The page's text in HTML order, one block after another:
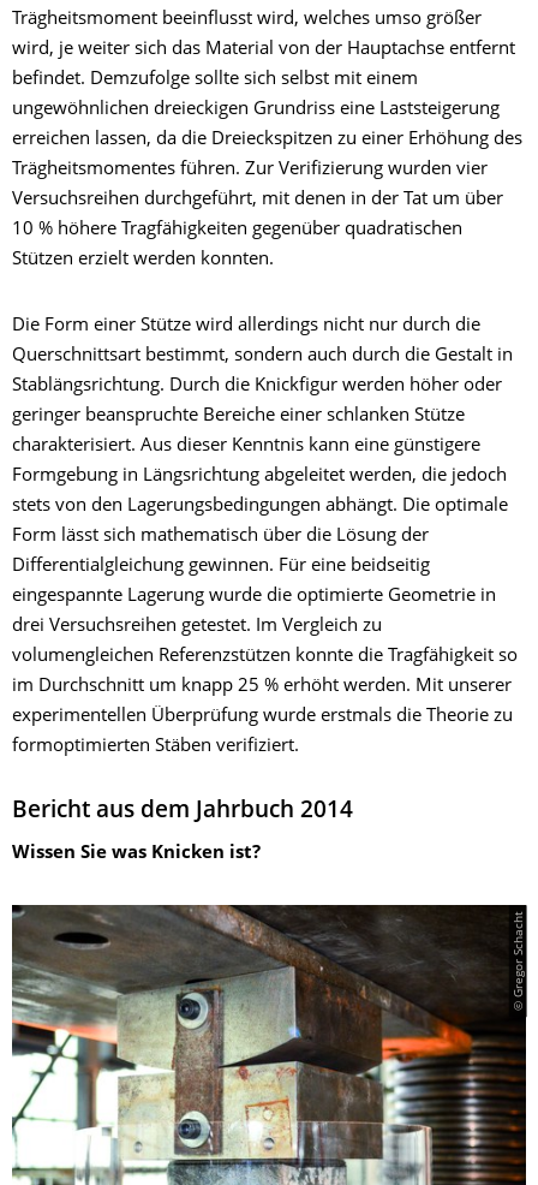
Trägheitsmoment beeinflusst wird, welches umso größer
wird, je weiter sich das Material von der Hauptachse entfernt
befindet. Demzufolge sollte sich selbst mit einem
ungewöhnlichen dreieckigen Grundriss eine Laststeigerung
erreichen lassen, da die Dreieckspitzen zu einer Erhöhung des
Trägheitsmomentes führen. Zur Verifizierung wurden vier
Versuchsreihen durchgeführt, mit denen in der Tat um über
10 % höhere Tragfähigkeiten gegenüber quadratischen
Stützen erzielt werden konnten.
Die Form einer Stütze wird allerdings nicht nur durch die
Querschnittsart bestimmt, sondern auch durch die Gestalt in
Stablängsrichtung. Durch die Knickfigur werden höher oder
geringer beanspruchte Bereiche einer schlanken Stütze
charakterisiert. Aus dieser Kenntnis kann eine günstigere
Formgebung in Längsrichtung abgeleitet werden, die jedoch
stets von den Lagerungsbedingungen abhängt. Die optimale
Form lässt sich mathematisch über die Lösung der
Differentialgleichung gewinnen. Für eine beidseitig
eingespannte Lagerung wurde die optimierte Geometrie in
drei Versuchsreihen getestet. Im Vergleich zu
volumengleichen Referenzstützen konnte die Tragfähigkeit so
im Durchschnitt um knapp 25 % erhöht werden. Mit unserer
experimentellen Überprüfung wurde erstmals die Theorie zu
formoptimierten Stäben verifiziert.
Bericht aus dem Jahrbuch 2014
Wissen Sie was Knicken ist?
© Gregor Schacht